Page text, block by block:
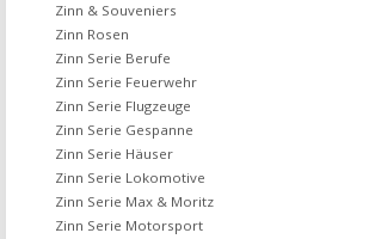
Zinn & Souveniers
Zinn Rosen
Zinn Serie Berufe
Zinn Serie Feuerwehr
Zinn Serie Flugzeuge
Zinn Serie Gespanne
Zinn Serie Häuser
Zinn Serie Lokomotive
Zinn Serie Max & Moritz
Zinn Serie Motorsport